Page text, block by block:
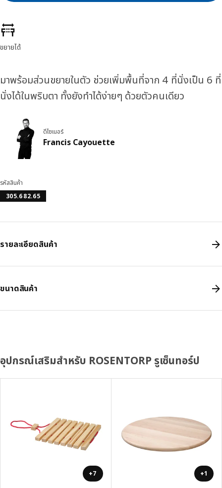
ลักษณะสินค้า
ขยายได้
มาพร้อมส่วนขยายในตัว ช่วยเพิ่มพื้นที่จาก 4 ที่นั่งเป็น 6 ที่
นั่งได้ในพริบตา ทั้งยังทำได้ง่ายๆ ด้วยตัวคนเดียว
ดีไซเนอร์
Francis Cayouette
รหัสสินค้า
305.682.65
รายละเอียดสินค้า
ขนาดสินค้า
อุปกรณ์เสริมสำหรับ ROSENTORP รูเซ็นทอร์ป
+7 +1